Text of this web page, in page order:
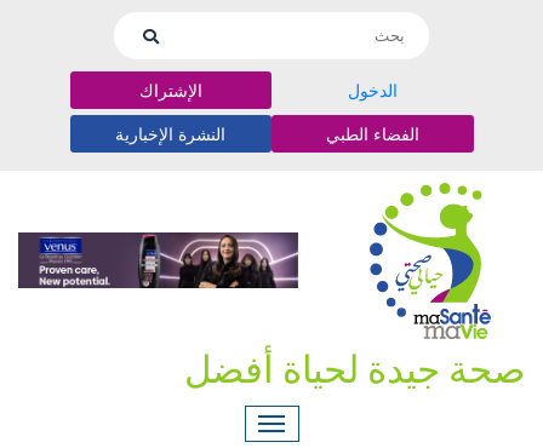
الدخول الإشتراك
الفضاء الطبي النشرة الإخبارية
صحة جيدة لحياة أفضل